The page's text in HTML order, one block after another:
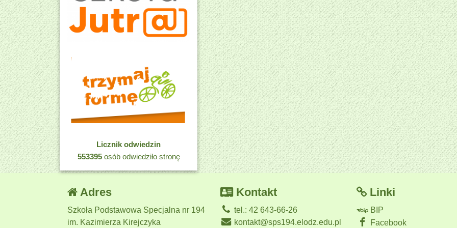
Licznik odwiedzin
553395osób odwiedziło stronę
Adres
Szkoła Podstawowa Specjalna nr 194
im. Kazimierza Kirejczyka
Kontakt
tel.: 42 643-66-26
kontakt@sps194.elodz.edu.pl
Linki
BIP
Facebook